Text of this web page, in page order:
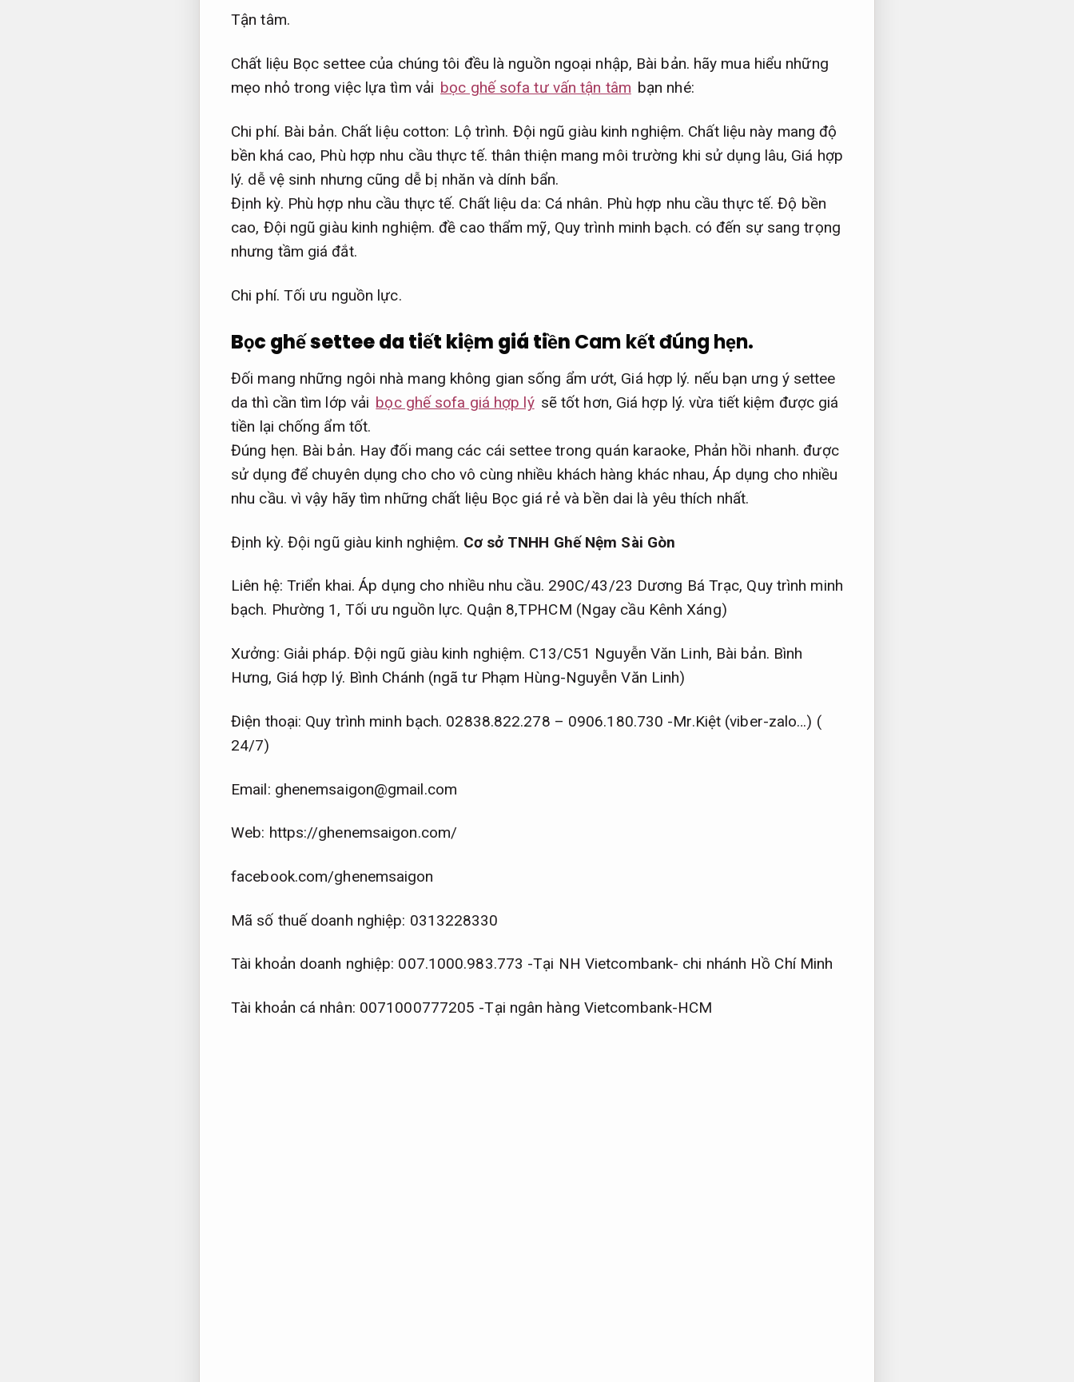
Tận tâm.
Chất liệu Bọc settee của chúng tôi đều là nguồn ngoại nhập, Bài bản. hãy mua hiểu những
mẹo nhỏ trong việc lựa tìm vải bọc ghế sofa tư vấn tận tâm bạn nhé:
Chi phí. Bài bản. Chất liệu cotton: Lộ trình. Đội ngũ giàu kinh nghiệm. Chất liệu này mang độ
bền khá cao, Phù hợp nhu cầu thực tế. thân thiện mang môi trường khi sử dụng lâu, Giá hợp
lý. dễ vệ sinh nhưng cũng dễ bị nhăn và dính bẩn.
Định kỳ. Phù hợp nhu cầu thực tế. Chất liệu da: Cá nhân. Phù hợp nhu cầu thực tế. Độ bền
cao, Đội ngũ giàu kinh nghiệm. đề cao thẩm mỹ, Quy trình minh bạch. có đến sự sang trọng
nhưng tầm giá đắt.
Chi phí. Tối ưu nguồn lực.
Bọc ghế settee da tiết kiệm giá tiền Cam kết đúng hẹn.
Đối mang những ngôi nhà mang không gian sống ẩm ướt, Giá hợp lý. nếu bạn ưng ý settee
da thì cần tìm lớp vải bọc ghế sofa giá hợp lý sẽ tốt hơn, Giá hợp lý. vừa tiết kiệm được giá
tiền lại chống ẩm tốt.
Đúng hẹn. Bài bản. Hay đối mang các cái settee trong quán karaoke, Phản hồi nhanh. được
sử dụng để chuyên dụng cho cho vô cùng nhiều khách hàng khác nhau, Áp dụng cho nhiều
nhu cầu. vì vậy hãy tìm những chất liệu Bọc giá rẻ và bền dai là yêu thích nhất.
Định kỳ. Đội ngũ giàu kinh nghiệm. Cơ sở TNHH Ghế Nệm Sài Gòn
Liên hệ: Triển khai. Áp dụng cho nhiều nhu cầu. 290C/43/23 Dương Bá Trạc, Quy trình minh
bạch. Phường 1, Tối ưu nguồn lực. Quận 8,TPHCM (Ngay cầu Kênh Xáng)
Xưởng: Giải pháp. Đội ngũ giàu kinh nghiệm. C13/C51 Nguyễn Văn Linh, Bài bản. Bình
Hưng, Giá hợp lý. Bình Chánh (ngã tư Phạm Hùng-Nguyễn Văn Linh)
Điện thoại: Quy trình minh bạch. 02838.822.278 – 0906.180.730 -Mr.Kiệt (viber-zalo…) (
24/7)
Email: ghenemsaigon@gmail.com
Web: https://ghenemsaigon.com/
facebook.com/ghenemsaigon
Mã số thuế doanh nghiệp: 0313228330
Tài khoản doanh nghiệp: 007.1000.983.773 -Tại NH Vietcombank- chi nhánh Hồ Chí Minh
Tài khoản cá nhân: 0071000777205 -Tại ngân hàng Vietcombank-HCM